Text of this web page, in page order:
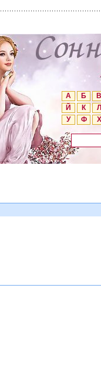
А Б В
Й
К Л
У
Ф Х